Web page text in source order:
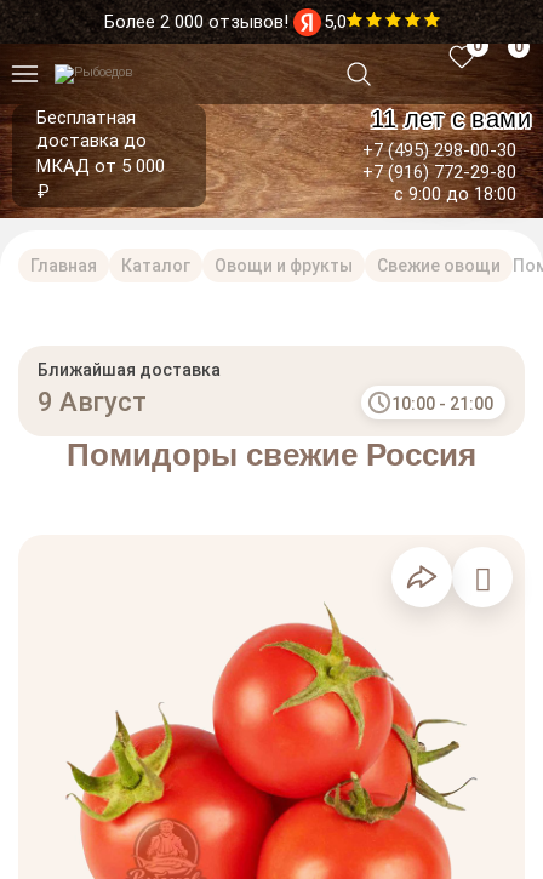
Более 2 000 отзывов! 5,0
Бесплатная
доставка до
МКАД от 5 000
₽
11 лет с вами
+7 (495) 298-00-30
+7 (916) 772-29-80
с 9:00 до 18:00
0 0
Главная Каталог Овощи и фрукты Свежие овощи
Помидоры свежие Россия
Ближайшая доставка
9 Август 10:00 - 21:00